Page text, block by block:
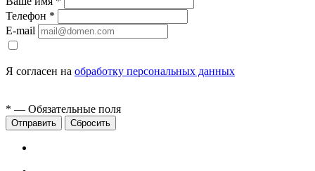
Телефон *
E-mail
Я согласен на обработку персональных данных
* — Обязательные поля
Сбросить